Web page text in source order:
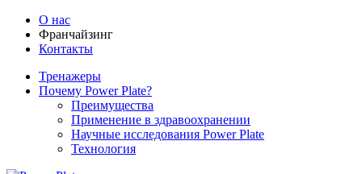
О нас
Франчайзинг
Контакты
Тренажеры
Почему Power Plate?
Преимущества
Применение в здравоохранении
Научные исследования Power Plate
Технология